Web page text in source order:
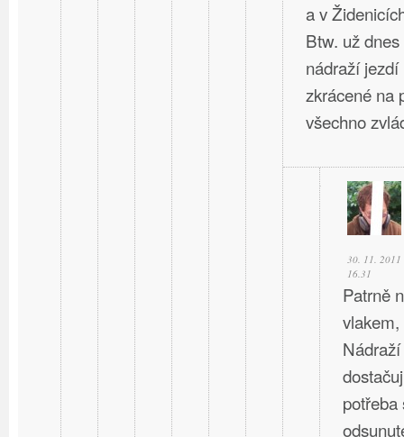
a v
Btw. už
nádraží
zkrácené na
všechno
30. 11. 2011
16.31
Patrně